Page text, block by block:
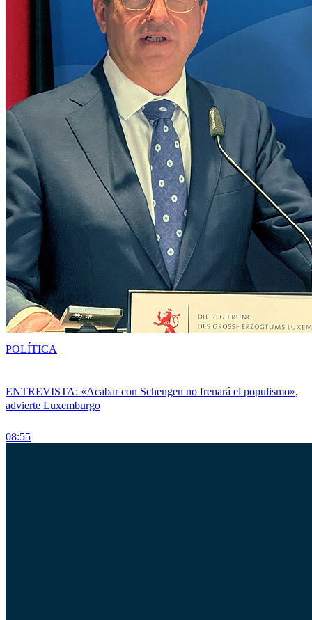
ENTREVISTA: «Acabar con Schengen no frenará el populismo»,
advierte Luxemburgo
08:55
POLÍTICA